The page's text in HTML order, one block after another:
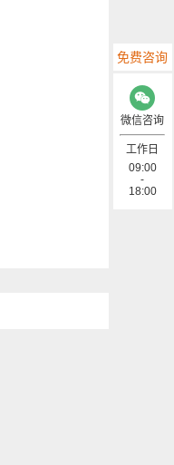
免费咨询
微信咨询
工作日
09:00
-
18:00